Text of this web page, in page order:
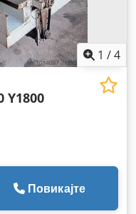
1 /4
Y1800
Повикајте